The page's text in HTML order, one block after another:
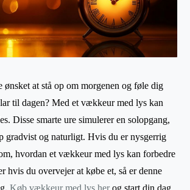
ønsket at stå op om morgenen og føle dig
til dagen? Med et vækkeur med lys kan
Disse smarte ure simulerer en solopgang,
gradvist og naturligt. Hvis du er nysgerrig
hvordan et vækkeur med lys kan forbedre
hvis du overvejer at købe et, så er denne